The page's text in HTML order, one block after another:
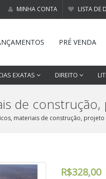
MINHA CONTA LISTA DE
PRÉ VENDA
EXATAS DIREITO
de
materiais de construção, projeto
R$328,00